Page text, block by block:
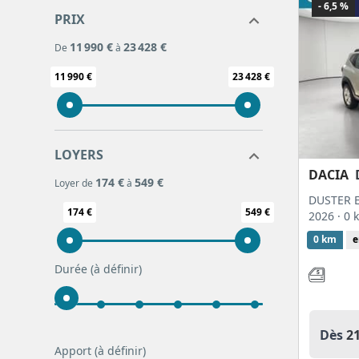
SKODA
TESLA 2
PRIX
De 11 990 €à 23 428 €
11 990 € 23 428 €
LOYERS
Loyer de 174 €à 549 €
174 € 549 €
Durée (à définir)
Apport (à définir)
- 6,5 %
DACIA
DUSTER
2026 · 0
0 km
Dès